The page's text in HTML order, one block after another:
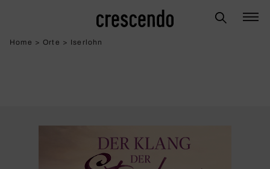
Home > Orte > Iserlohn